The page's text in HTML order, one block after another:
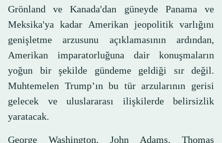
Grönland ve Kanada'dan güneyde Panama ve
Meksika'ya kadar Amerikan jeopolitik varlığını
genişletme arzusunu açıklamasının ardından,
Amerikan imparatorluğuna dair konuşmaların
yoğun bir şekilde gündeme geldiği sır değil.
Muhtemelen Trump’ın bu tür arzularının gerisi
gelecek ve uluslararası ilişkilerde belirsizlik
yaratacak.
George Washington, John Adams, Thomas